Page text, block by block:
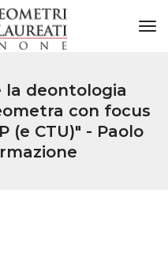
la deontologia
con focus
(e CTU)" - Paolo